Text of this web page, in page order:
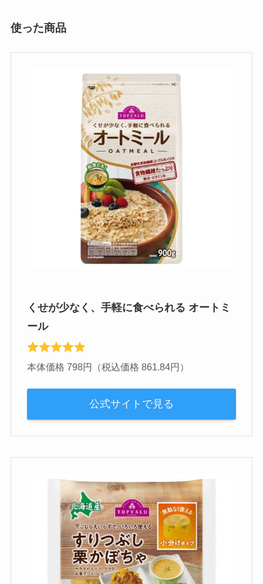
使った商品
くせが少なく、手軽に食べられる オートミ
ール
本体価格 798円（税込価格 861.84円）
公式サイトで見る